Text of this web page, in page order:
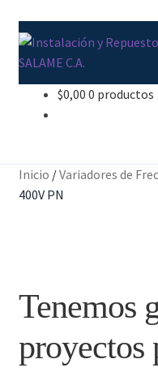
Ir
a
la
navegación
Ir
al
contenido
Contacto
Mi cuenta
Nosotros
$0,00 0 productos
Inicio /Variadores de
400V PN
Tenemos
proyectos